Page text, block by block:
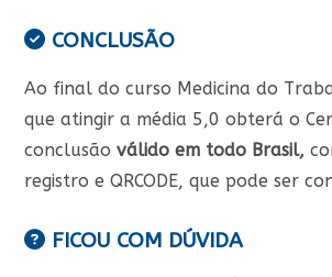
CONCLUSÃO
Ao final do curso Medicina do
que atingir a média 5,0 obterá o
conclusãoválido em todo Brasil,
registro e QRCODE, que pode ser
FICOU COM DÚVIDA